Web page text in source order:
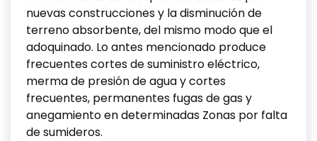
nuevas construcciones y la disminución de
terreno absorbente, del mismo modo que el
adoquinado. Lo antes mencionado produce
frecuentes cortes de suministro eléctrico,
merma de presión de agua y cortes
frecuentes, permanentes fugas de gas y
anegamiento en determinadas Zonas por falta
de sumideros.